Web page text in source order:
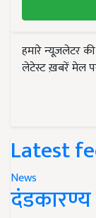
हमारे न्यूज़लेटर
लेटेस्ट ख़बरें मेल
Latest
News